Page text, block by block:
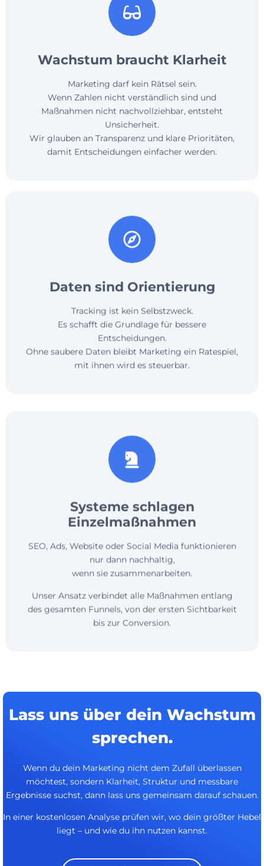
Wachstum braucht Klarheit
Marketing darf kein Rätsel sein.
Wenn Zahlen nicht verständlich sind und
Maßnahmen nicht nachvollziehbar, entsteht
Unsicherheit.
Wir glauben an Transparenz und klare Prioritäten,
damit Entscheidungen einfacher werden.
Daten sind Orientierung
Tracking ist kein Selbstzweck.
Es schafft die Grundlage für bessere
Entscheidungen.
Ohne saubere Daten bleibt Marketing ein Ratespiel,
mit ihnen wird es steuerbar.
Systeme schlagen
Einzelmaßnahmen
SEO, Ads, Website oder Social Media funktionieren
wenn sie zusammenarbeiten.
Unser Ansatz verbindet alle Maßnahmen entlang
bis zur Conversion.
Lass uns über dein Wachstum
sprechen.
Wenn du dein Marketing nicht dem Zufall überlassen
möchtest, sondern Klarheit, Struktur und messbare
Ergebnisse suchst, dann lass uns gemeinsam darauf schauen.
In einer kostenlosen Analyse prüfen wir, wo dein größter Hebel
liegt – und wie du ihn nutzen kannst.